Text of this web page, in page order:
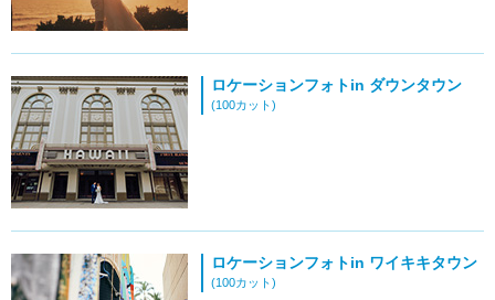
ロケーションフォトin ダウンタウン
(100カット)
ロケーションフォトin ワイキキタウン
(100カット)